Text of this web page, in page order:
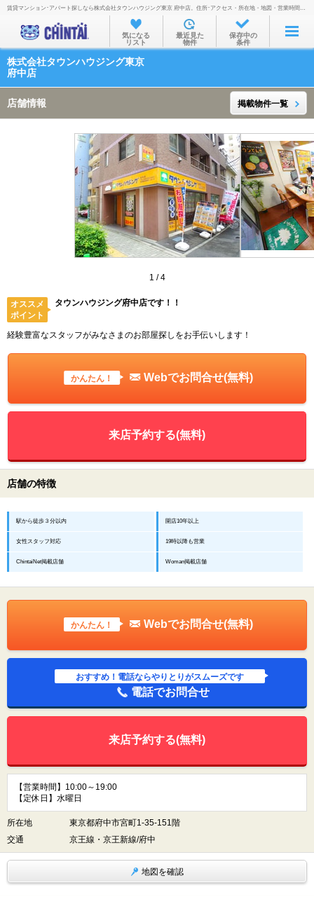
お部屋を探す
沿線・駅から
通勤通学時間から
物件特集から
不動産会社から
TOP
賃貸マンション･アパート探しなら株式会社タウンハウジング東京 府中店。住所･アクセス・所在地・地図・営業時間・定休日・電話番号などを掲載。
気になる
リスト
最近見た
物件
保存中の
条件
株式会社タウンハウジング東京
府中店
店舗情報 掲載物件一覧
1 /4
オススメ
ポイント
タウンハウジング府中店です！！
経験豊富なスタッフがみなさまのお部屋探しをお手伝いします！
かんたん！ Webでお問合せ(無料)
来店予約する(無料)
店舗の特徴
駅から徒歩３分以内 開店10年以上
女性スタッフ対応 19時以降も営業
ChintaiNet掲載店舗 Woman掲載店舗
かんたん！ Webでお問合せ(無料)
おすすめ！電話ならやりとりがスムーズです
電話でお問合せ
来店予約する(無料)
【営業時間】10:00～19:00
【定休日】水曜日
所在地
東京都府中市宮町1-35-151階
交通
京王線・京王新線/府中
地図を確認